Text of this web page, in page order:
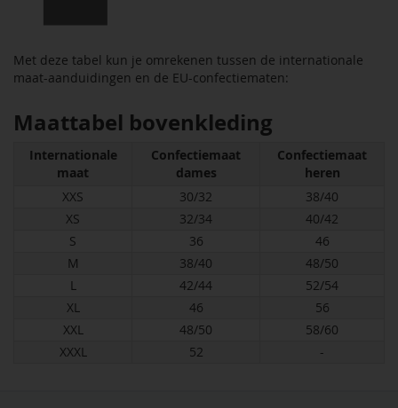
Met deze tabel kun je omrekenen tussen de internationale
maat-aanduidingen en de EU-confectiematen:
Maattabel bovenkleding
Internationale
maat
Confectiemaat
dames
Confectiemaat
heren
XXS
30/32
38/40
XS
32/34
40/42
S
36
46
M
38/40
48/50
L
42/44
52/54
XL
46
56
XXL
48/50
58/60
XXXL
52 -